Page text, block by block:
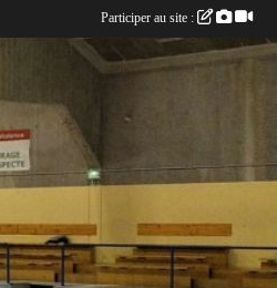
Participer au site :